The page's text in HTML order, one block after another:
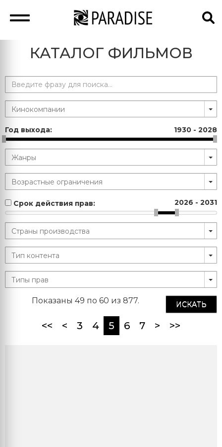
КАТАЛОГ ФИЛЬМОВ
Год выхода: 1930 - 2028
Срок действия прав: 2026 - 2031
ИСКАТЬ
Показаны 49 по 60 из 877.
<< < 3 4 5 (current)
6 7 > >>